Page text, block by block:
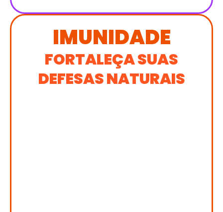
IMUNIDADE
FORTALEÇA SUAS
DEFESAS NATURAIS